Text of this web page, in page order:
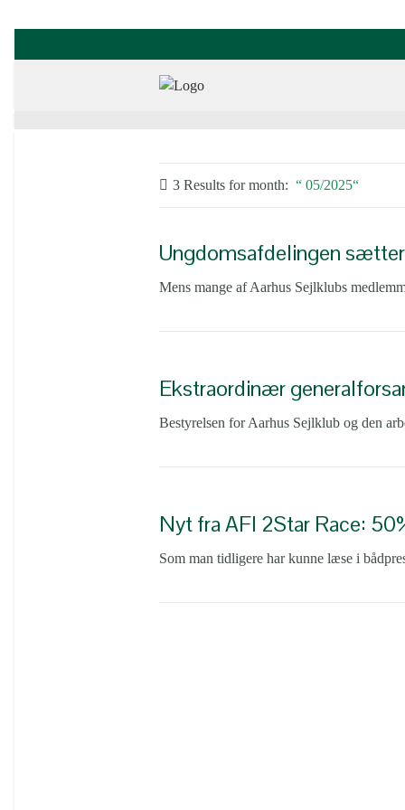
3 Results formonth: 05/2025
Ungdomsafdelingen
Mens mange af Aarhus Sejlklubs
Ekstraordinær
Bestyrelsen for Aarhus Sejlklub og den
Nyt fra AFI 2Star Race:
Som man tidligere har kunne læse i